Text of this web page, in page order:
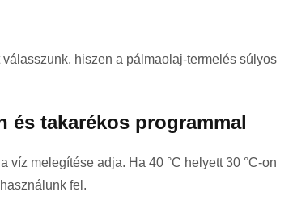
válasszunk, hiszen a pálmaolaj-termelés súlyos
és takarékos programmal
víz melegítése adja. Ha 40 °C helyett 30 °C-on
használunk fel.